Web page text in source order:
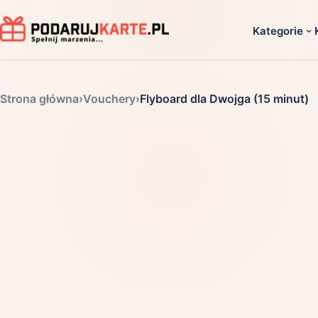
Kategorie
Strona główna›Vouchery›Flyboard dla Dwojga (15 minut)